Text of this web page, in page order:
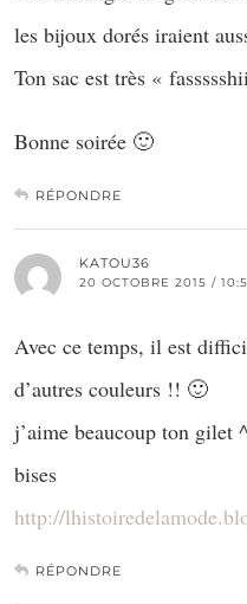
les bijoux dorés iraient
Ton sac est très «
Bonne soirée 🙂
RÉPONDRE
KATOU36
20 OCTOBRE 2015 /
Avec ce temps, il est
d’autres couleurs !! 🙂
j’aime beaucoup ton gilet
bises
http://
RÉPONDRE